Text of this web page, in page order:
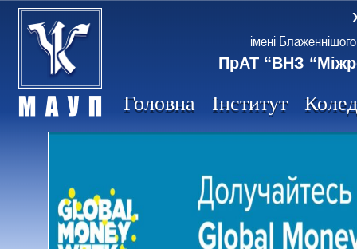
імені
ПрАТ “ВНЗ
Головна Інститут